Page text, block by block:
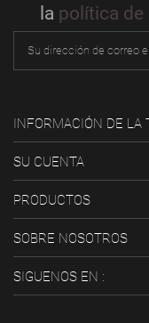
la política de
INFORMACIÓN DE LA
SU CUENTA
PRODUCTOS
SOBRE NOSOTROS
SIGUENOS EN :